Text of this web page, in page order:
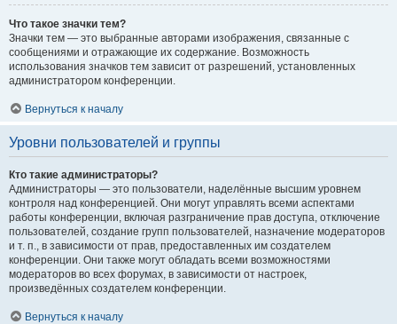
Что такое значки тем?
Значки тем — это выбранные авторами изображения, связанные с
сообщениями и отражающие их содержание. Возможность
использования значков тем зависит от разрешений, установленных
администратором конференции.
Вернуться к началу
Уровни пользователей и группы
Кто такие администраторы?
Администраторы — это пользователи, наделённые высшим уровнем
контроля над конференцией. Они могут управлять всеми аспектами
работы конференции, включая разграничение прав доступа, отключение
пользователей, создание групп пользователей, назначение модераторов
и т. п., в зависимости от прав, предоставленных им создателем
конференции. Они также могут обладать всеми возможностями
модераторов во всех форумах, в зависимости от настроек,
произведённых создателем конференции.
Вернуться к началу